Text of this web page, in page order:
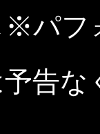
※パフ
告な